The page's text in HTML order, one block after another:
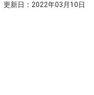
更新日： 2022年03月10日